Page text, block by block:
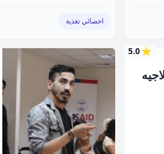
اخصائي تغذية
⭐
5.0